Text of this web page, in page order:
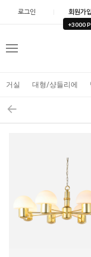
로그인 회원가입
+3000 P
메
거실 대형/샹들리에